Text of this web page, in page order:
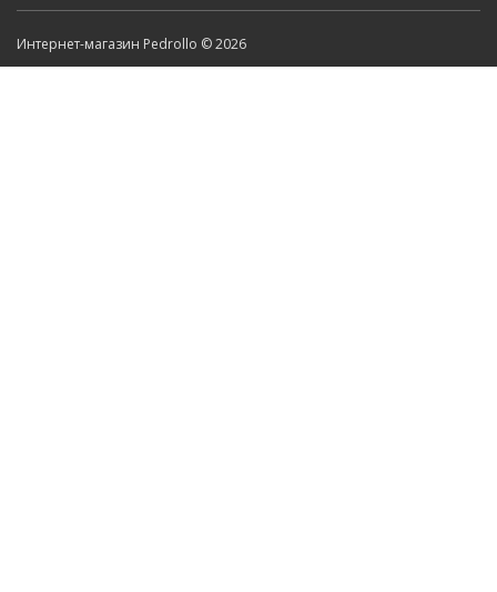
Интернет-магазин Pedrollo © 2026